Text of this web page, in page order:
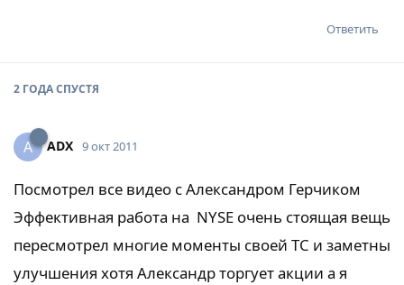
Ответить
2 ГОДАСПУСТЯ
A ADX 9 окт 2011
Посмотрел все видео с Александром Герчиком
Эффективная работа на NYSE очень стоящая вещь
пересмотрел многие моменты своей ТС и заметны
улучшения хотя Александр торгует акции а я